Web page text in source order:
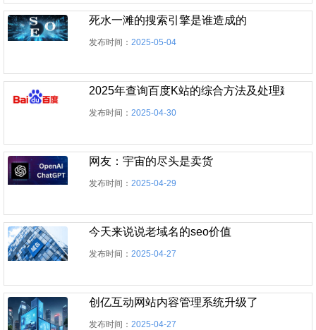
死水一滩的搜索引擎是谁造成的
发布时间：2025-05-04
2025年查询百度K站的综合方法及处理建议
发布时间：2025-04-30
网友：宇宙的尽头是卖货
发布时间：2025-04-29
今天来说说老域名的seo价值
发布时间：2025-04-27
创亿互动网站内容管理系统升级了
发布时间：2025-04-27